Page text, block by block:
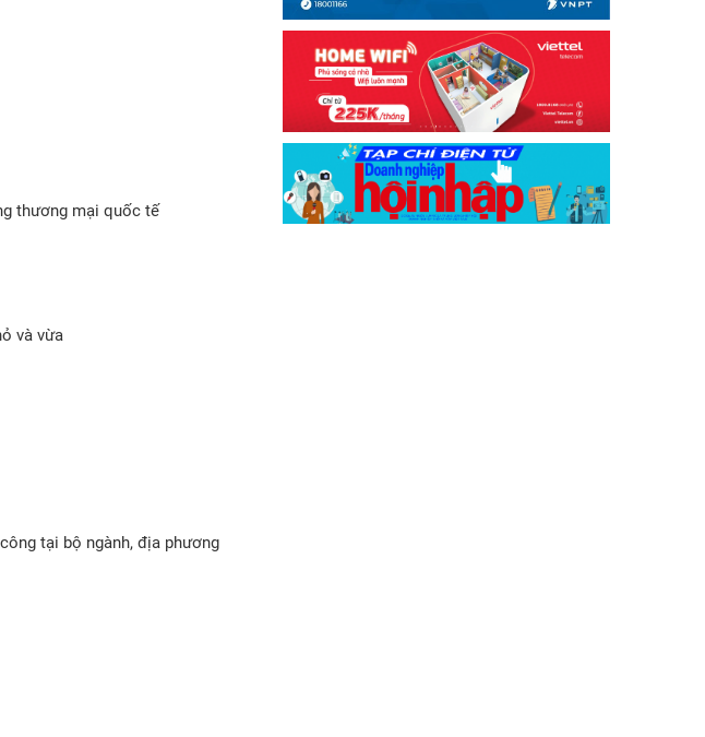
thương mại quốc tế
và vừa
tại bộ ngành, địa phương